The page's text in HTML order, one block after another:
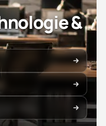
&